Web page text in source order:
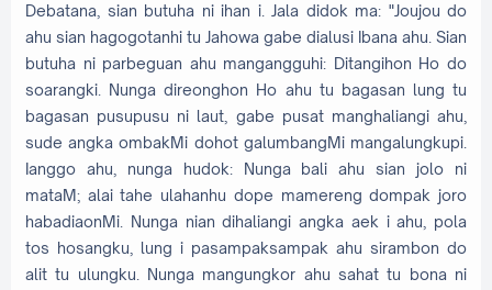
Debatana, sian butuha ni ihan i. Jala didok ma: "Joujou do
ahu sian hagogotanhi tu Jahowa gabe dialusi Ibana ahu. Sian
butuha ni parbeguan ahu mangangguhi: Ditangihon Ho do
soarangki. Nunga direonghon Ho ahu tu bagasan lung tu
bagasan pusupusu ni laut, gabe pusat manghaliangi ahu,
sude angka ombakMi dohot galumbangMi mangalungkupi.
Ianggo ahu, nunga hudok: Nunga bali ahu sian jolo ni
mataM; alai tahe ulahanhu dope mamereng dompak joro
habadiaonMi. Nunga nian dihaliangi angka aek i ahu, pola
tos hosangku, lung i pasampaksampak ahu sirambon do
alit tu ulungku. Nunga mangungkor ahu sahat tu bona ni